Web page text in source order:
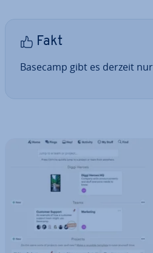
Fakt
Basecamp gibt es derzeit